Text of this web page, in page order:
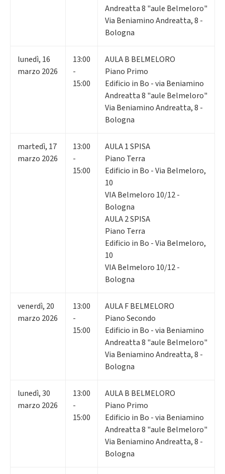
Andreatta 8 "aule Belmeloro"
Via Beniamino Andreatta, 8 -
Bologna
lunedì, 16
marzo 2026
13:00
-
15:00
AULA B BELMELORO
Piano Primo
Edificio in Bo - via Beniamino
Andreatta 8 "aule Belmeloro"
Via Beniamino Andreatta, 8 -
Bologna
martedì, 17
marzo 2026
13:00
-
15:00
AULA 1 SPISA
Piano Terra
Edificio in Bo - Via Belmeloro,
10
VIA Belmeloro 10/12 -
Bologna
AULA 2 SPISA
Piano Terra
Edificio in Bo - Via Belmeloro,
10
VIA Belmeloro 10/12 -
Bologna
venerdì, 20
marzo 2026
13:00
-
15:00
AULA F BELMELORO
Piano Secondo
Edificio in Bo - via Beniamino
Andreatta 8 "aule Belmeloro"
Via Beniamino Andreatta, 8 -
Bologna
lunedì,30
marzo 2026
13:00
-
15:00
AULA B BELMELORO
Piano Primo
Edificio in Bo - via Beniamino
Andreatta 8 "aule Belmeloro"
Via Beniamino Andreatta, 8 -
Bologna